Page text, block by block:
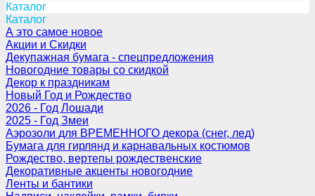
Каталог
Каталог
А это самое новое
Акции и Скидки
Декупажная бумага - спецпредложения
Новогодние товары со скидкой
Декор к праздникам
Новый Год и Рождество
2026 - Год Лошади
2025 - Год Змеи
Аэрозоли для ВРЕМЕННОГО декора (снег, лед)
Бумага для гирлянд и карнавальных костюмов
Рождество, вертепы рождественские
Декоративные акценты новогодние
Ленты и бантики